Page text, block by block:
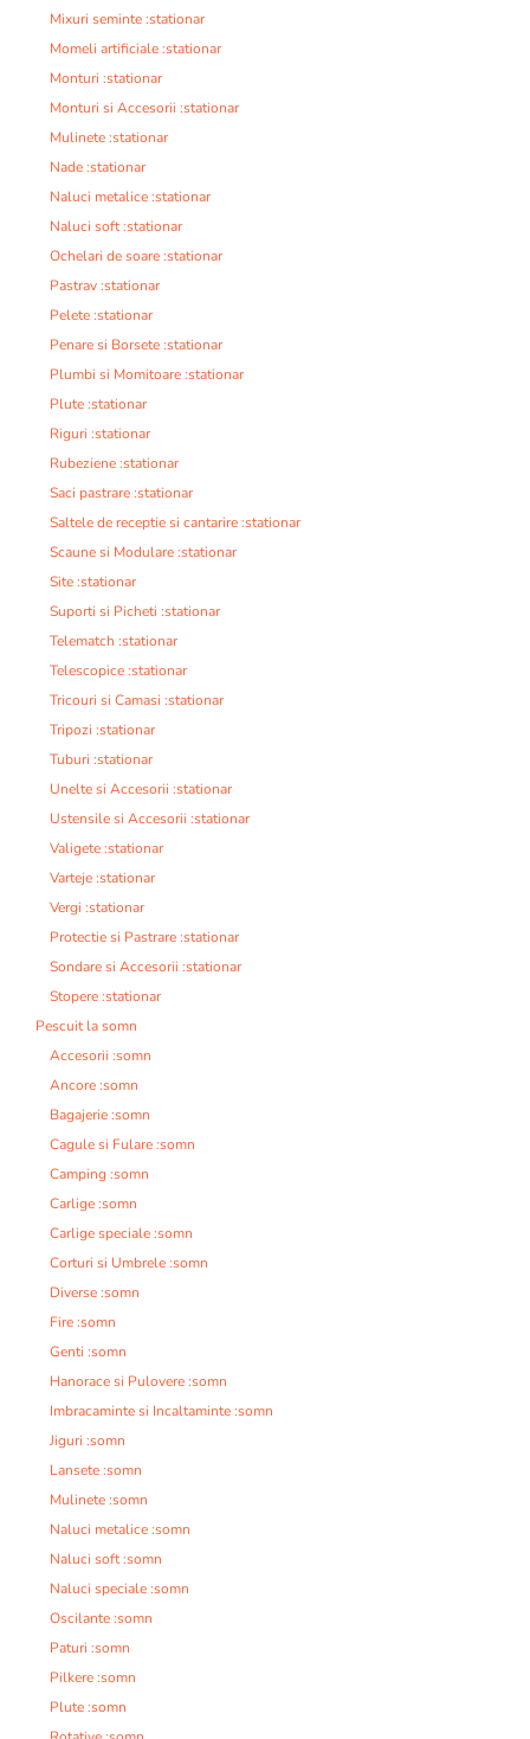
Mixuri seminte :stationar
Momeli artificiale :stationar
Monturi :stationar
Monturi si Accesorii :stationar
Mulinete :stationar
Nade :stationar
Naluci metalice :stationar
Naluci soft :stationar
Ochelari de soare :stationar
Pastrav :stationar
Pelete :stationar
Penare si Borsete :stationar
Plumbi si Momitoare :stationar
Plute :stationar
Riguri :stationar
Rubeziene :stationar
Saci pastrare :stationar
Saltele de receptie si cantarire :stationar
Scaune si Modulare :stationar
Site :stationar
Suporti si Picheti :stationar
Telematch :stationar
Telescopice :stationar
Tricouri si Camasi :stationar
Tripozi :stationar
Tuburi :stationar
Unelte si Accesorii :stationar
Ustensile si Accesorii :stationar
Valigete :stationar
Varteje :stationar
Vergi :stationar
Protectie si Pastrare :stationar
Sondare si Accesorii :stationar
Stopere :stationar
Pescuit la somn
Accesorii :somn
Ancore :somn
Bagajerie :somn
Cagule si Fulare :somn
Camping :somn
Carlige :somn
Carlige speciale :somn
Corturi si Umbrele :somn
Diverse :somn
Fire :somn
Genti :somn
Hanorace si Pulovere :somn
Imbracaminte si Incaltaminte :somn
Jiguri :somn
Lansete :somn
Mulinete :somn
Naluci metalice :somn
Naluci soft :somn
Naluci speciale :somn
Oscilante :somn
Paturi :somn
Pilkere :somn
Plute :somn